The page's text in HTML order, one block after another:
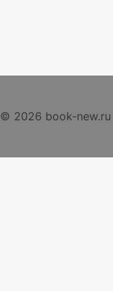
© 2026 book-new.ru